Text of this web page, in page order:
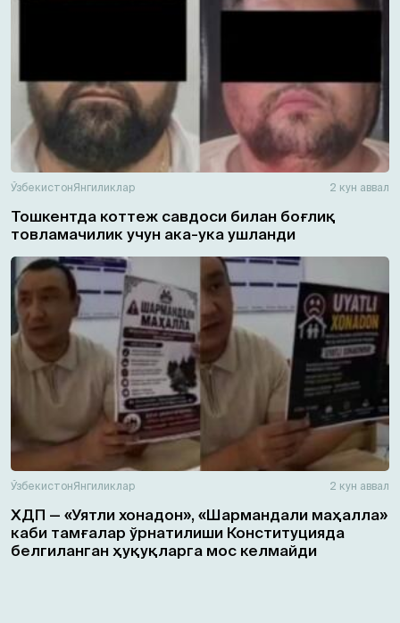
ЎзбекистонЯнгиликлар 2 кун аввал
Тошкентда коттеж савдоси билан боғлиқ
товламачилик учун ака-ука ушланди
ЎзбекистонЯнгиликлар 2 кун аввал
ХДП — «Уятли хонадон», «Шармандали маҳалла»
каби тамғалар ўрнатилиши Конституцияда
белгиланган ҳуқуқларга мос келмайди